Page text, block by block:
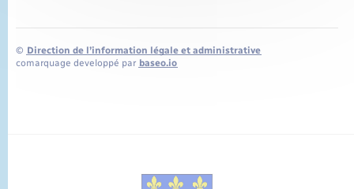
© Direction de l’information légale et administrative
comarquage developpé par baseo.io